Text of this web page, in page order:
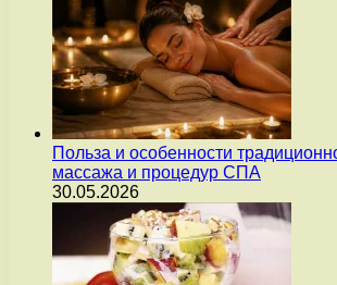
Польза и особенности
массажа и процедур СПА
30.05.2026